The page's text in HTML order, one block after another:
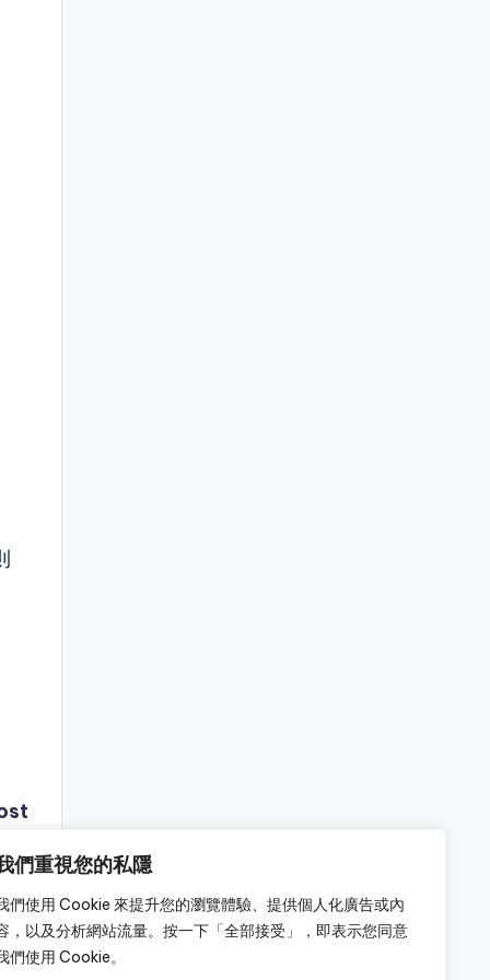
們重視您的私隱
們使用 Cookie 來提升您的瀏覽體驗、提供個人化廣告或內
，以及分析網站流量。按一下「全部接受」，即表示您同意
們使用 Cookie。